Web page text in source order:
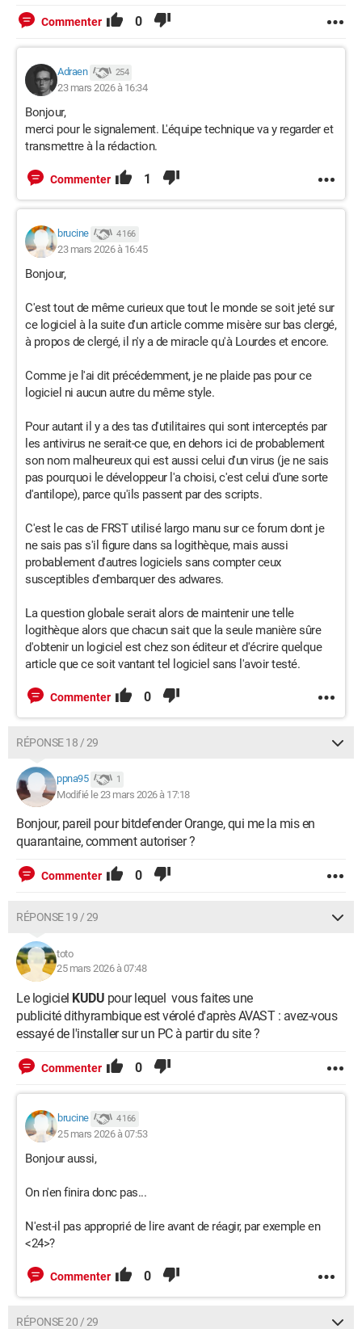
Commenter 0
Adraen 254
23 mars 2026 à 16:34
Bonjour,
merci pour le signalement. L'équipe technique va y regarder et
transmettre à la rédaction.
Commenter 1
brucine 4 166
23 mars 2026 à 16:45
Bonjour,
C'est tout de même curieux que tout le monde se soit jeté sur
ce logiciel à la suite d'un article comme misère sur bas clergé,
à propos de clergé, il n'y a de miracle qu'à Lourdes et encore.
Comme je l'ai dit précédemment, je ne plaide pas pour ce
logiciel ni aucun autre du même style.
Pour autant il y a des tas d'utilitaires qui sont interceptés par
les antivirus ne serait-ce que, en dehors ici de probablement
son nom malheureux qui est aussi celui d'un virus (je ne sais
pas pourquoi le développeur l'a choisi, c'est celui d'une sorte
d'antilope), parce qu'ils passent par des scripts.
C'est le cas de FRST utilisé largo manu sur ce forum dont je
ne sais pas s'il figure dans sa logithèque, mais aussi
probablement d'autres logiciels sans compter ceux
susceptibles d'embarquer des adwares.
La question globale serait alors de maintenir une telle
logithèque alors que chacun sait que la seule manière sûre
d'obtenir un logiciel est chez son éditeur et d'écrire quelque
article que ce soit vantant tel logiciel sans l'avoir testé.
Commenter 0
RÉPONSE 18 / 29
ppna95 1
Modifié le 23 mars 2026 à 17:18
Bonjour, pareil pour bitdefender Orange, qui me la mis en
quarantaine, comment autoriser ?
Commenter 0
RÉPONSE 19 / 29
toto
25 mars 2026 à 07:48
Le logiciel KUDU pour lequel vous faites une
publicité dithyrambique est vérolé d'après AVAST : avez-vous
essayé de l'installer sur un PC à partir du site ?
Commenter 0
brucine 4 166
25 mars 2026 à 07:53
Bonjour aussi,
On n'en finira donc pas...
N'est-il pas approprié de lire avant de réagir, par exemple en
<24>?
Commenter 0
RÉPONSE 20 / 29